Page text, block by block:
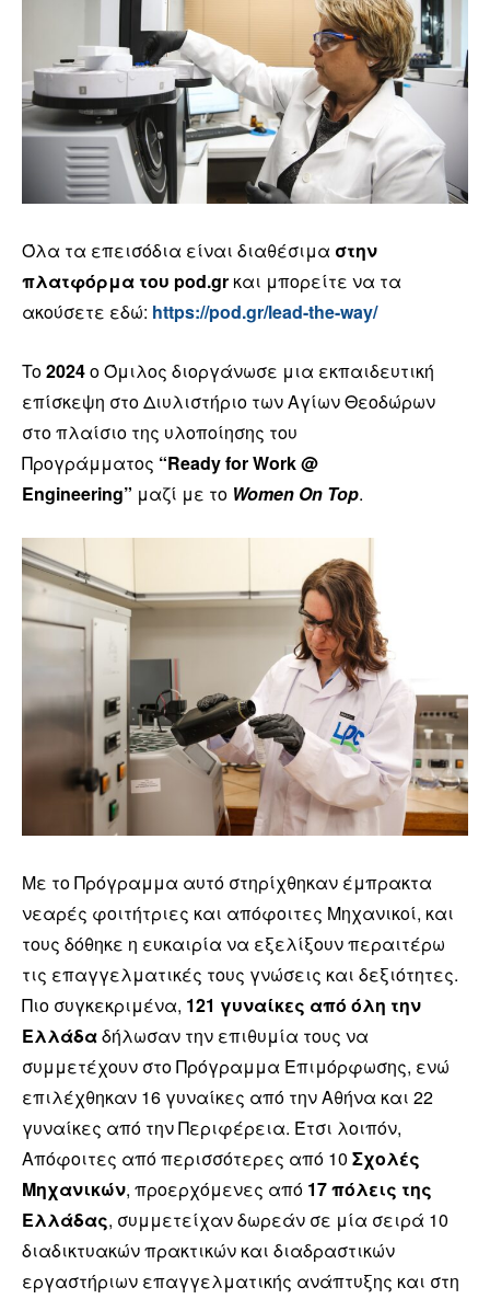
Όλα τα επεισόδια είναι διαθέσιμα στην
πλατφόρμα του pod.gr και μπορείτε να τα
ακούσετε εδώ: https://pod.gr/lead-the-way/
To2024o Όμιλος διοργάνωσε μια εκπαιδευτική
επίσκεψη στο Διυλιστήριο των Αγίων Θεοδώρων
στο πλαίσιο της υλοποίησης του
Προγράμματος “Ready for Work @
Engineering” μαζί με το Women On Top.
Με το Πρόγραμμα αυτό στηρίχθηκαν έμπρακτα
νεαρές φοιτήτριες και απόφοιτες Μηχανικοί, και
τους δόθηκε η ευκαιρία να εξελίξουν περαιτέρω
τις επαγγελματικές τους γνώσεις και δεξιότητες.
Πιο συγκεκριμένα, 121 γυναίκες από όλη την
Ελλάδαδήλωσαν την επιθυμία τους να
συμμετέχουν στο Πρόγραμμα Επιμόρφωσης, ενώ
επιλέχθηκαν 16 γυναίκες από την Αθήνα και 22
γυναίκες από την Περιφέρεια. Έτσι λοιπόν,
Απόφοιτες από περισσότερες από 10 Σχολές
Μηχανικών, προερχόμενες από 17 πόλεις της
Ελλάδας, συμμετείχαν δωρεάν σε μία σειρά 10
διαδικτυακών πρακτικών και διαδραστικών
εργαστήριων επαγγελματικής ανάπτυξης και στη